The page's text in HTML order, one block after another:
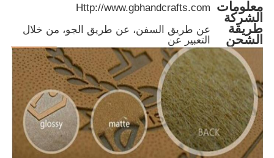
معلومات
الشركة
Http://www.gbhandcrafts.com
طريقة
الشحن
عن طريق السفن، عن طريق الجو، من خلال
التعبير عن